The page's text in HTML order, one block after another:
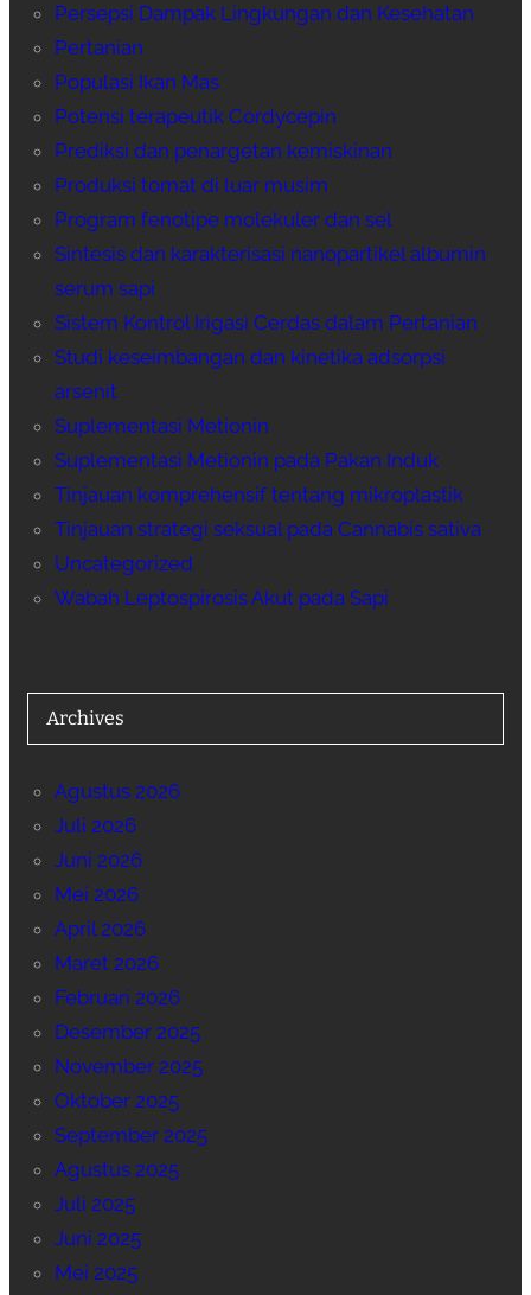
Persepsi Dampak Lingkungan dan Kesehatan
Pertanian
Populasi Ikan Mas
Potensi terapeutik Cordycepin
Prediksi dan penargetan kemiskinan
Produksi tomat di luar musim
Program fenotipe molekuler dan sel
Sintesis dan karakterisasi nanopartikel albumin
serum sapi
Sistem Kontrol Irigasi Cerdas dalam Pertanian
Studi keseimbangan dan kinetika adsorpsi
arsenit
Suplementasi Metionin
Suplementasi Metionin pada Pakan Induk
Tinjauan komprehensif tentang mikroplastik
Tinjauan strategi seksual pada Cannabis sativa
Uncategorized
Wabah Leptospirosis Akut pada Sapi
Archives
Agustus 2026
Juli 2026
Juni 2026
Mei 2026
April 2026
Maret 2026
Februari 2026
Desember 2025
November 2025
Oktober 2025
September 2025
Agustus 2025
Juli 2025
Juni 2025
Mei 2025